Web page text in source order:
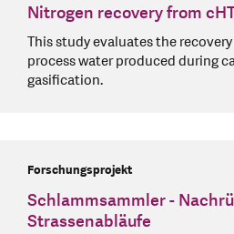
Nitrogen recovery from
This study evaluates the
process water produced during
gasification.
Forschungsprojekt
Schlammsammler -
Strassenabläufe